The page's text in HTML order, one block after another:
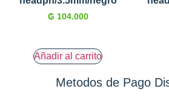
₲ 104.000
Añadir al carrito
Metodos de Pago